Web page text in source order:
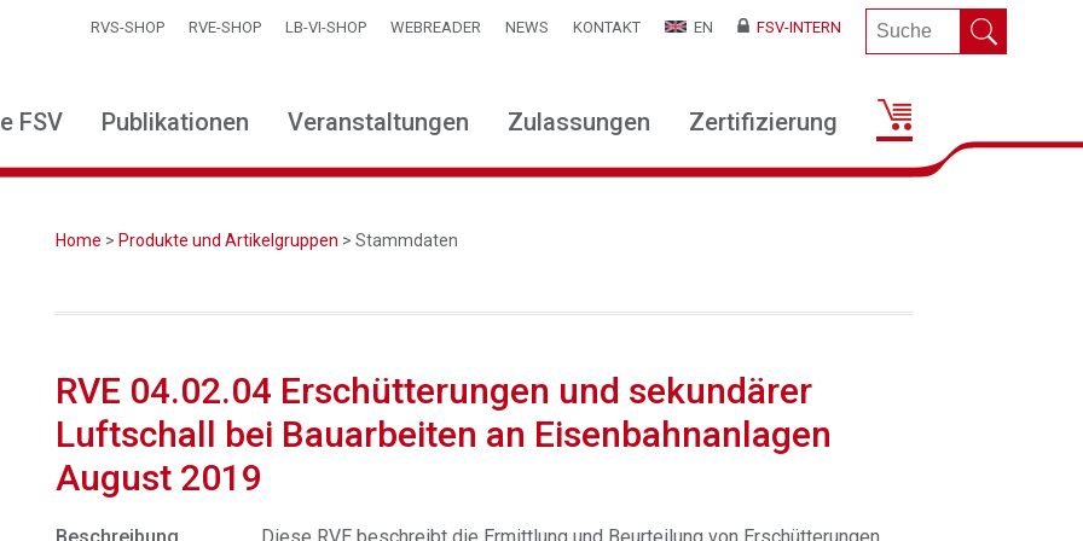
RVS-SHOP RVE-SHOP LB-VI-SHOP WEBREADER NEWS KONTAKT EN FSV-INTERN
FSV Publikationen Veranstaltungen Zulassungen Zertifizierung
Home > Produkte und Artikelgruppen > Stammdaten
RVE 04.02.04 Erschütterungen und sekundärer
Luftschall bei Bauarbeiten an Eisenbahnanlagen
August 2019